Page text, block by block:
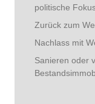
politische
Zurück zum
Nachlass mit
Sanieren oder